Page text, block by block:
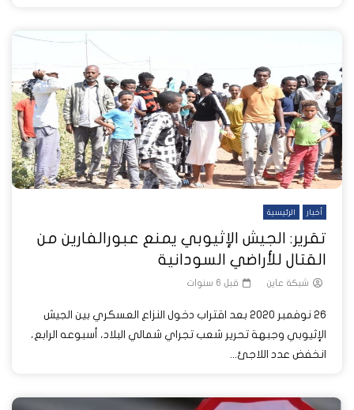
أخبار الرئيسية
تقرير: الجيش الإثيوبي يمنع عبورالفارين من
القتال للأراضي السودانية
شبكة عاين قبل 6 سنوات
26 نوفمبر 2020 بعد اقتراب دخول النزاع العسكري بين الجيش
الإثيوبي وجبهة تحرير شعب تجراي شمالي البلاد، أسبوعه الرابع،
انخفض عدد اللاجئ...